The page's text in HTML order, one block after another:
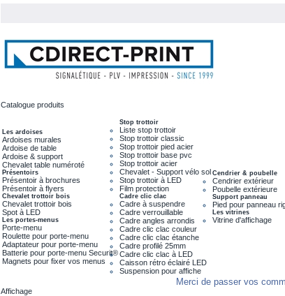
Catalogue produits
Les ardoises
Ardoises murales
Ardoise de table
Ardoise & support
Chevalet table numéroté
Présentoirs
Présentoir à brochures
Présentoir à flyers
Chevalet trottoir bois
Chevalet trottoir bois
Spot à LED
Les portes-menus
Porte-menu
Roulette pour porte-menu
Adaptateur pour porte-menu
Batterie pour porte-menu Securit®
Magnets pour fixer vos menus
Stop trottoir
Liste stop trottoir
Stop trottoir classic
Stop trottoir pied acier
Stop trottoir base pvc
Stop trottoir acier
Chevalet - Support vélo sol
Stop trottoir à LED
Film protection
Cadre clic clac
Cadre à suspendre
Cadre verrouillable
Cadre angles arrondis
Cadre clic clac couleur
Cadre clic clac étanche
Cadre profilé 25mm
Cadre clic clac à LED
Caisson rétro éclairé LED
Suspension pour affiche
Cendrier & poubelle
Cendrier extérieur
Poubelle extérieure
Support panneau
Pied pour panneau
Les vitrines
Vitrine d'affichage
Merci de passer vos
Affichage